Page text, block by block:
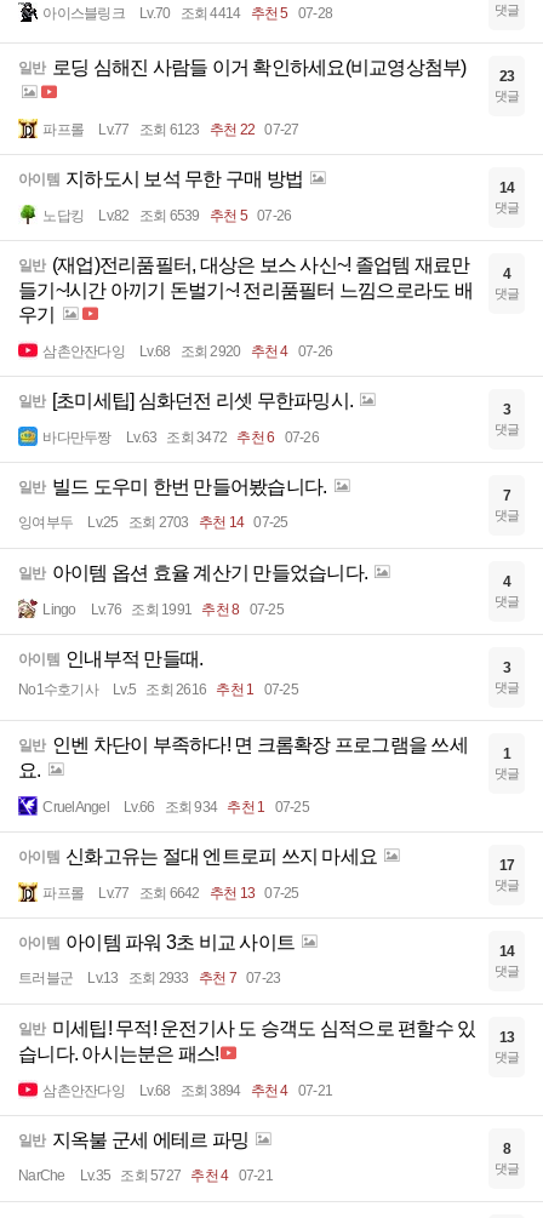
아이스블링크 Lv.70 조회 4414 추천 5 07-28 댓글
일반 로딩 심해진 사람들 이거 확인하세요(비교영상첨부)
파프롤 Lv.77 조회 6123 추천 22 07-27
23
댓글
아이템 지하도시 보석 무한 구매 방법
노답킹 Lv.82 조회 6539 추천 5 07-26
14
댓글
일반 (재업)전리품필터, 대상은 보스 사신~! 졸업템 재료만
들기~!시간 아끼기 돈벌기~! 전리품필터 느낌으로라도 배
우기
삼촌안잔다잉 Lv.68 조회 2920 추천 4 07-26
4
댓글
일반 [초미세팁] 심화던전 리셋 무한파밍시.
바다만두짱 Lv.63 조회 3472 추천 6 07-26
3
댓글
일반 빌드 도우미 한번 만들어봤습니다.
잉여부두 Lv.25 조회 2703 추천 14 07-25
7
댓글
일반 아이템 옵션 효율 계산기 만들었습니다.
Lingo Lv.76 조회 1991 추천 8 07-25
4
댓글
아이템 인내부적 만들때.
No1수호기사 Lv.5 조회 2616 추천 1 07-25
3
댓글
일반 인벤 차단이 부족하다! 면 크롬확장 프로그램을 쓰세
요.
CruelAngel Lv.66 조회 934 추천 1 07-25
1
댓글
아이템 신화고유는 절대 엔트로피 쓰지 마세요
파프롤 Lv.77 조회 6642 추천 13 07-25
17
댓글
아이템 아이템 파워 3초 비교 사이트
트러블군 Lv.13 조회 2933 추천 7 07-23
14
댓글
일반 미세팁! 무적! 운전기사 도 승객도 심적으로 편할수 있
습니다. 아시는분은 패스!
삼촌안잔다잉 Lv.68 조회 3894 추천 4 07-21
13
댓글
일반 지옥불 군세 에테르 파밍
NarChe Lv.35 조회 5727 추천 4 07-21
8
댓글